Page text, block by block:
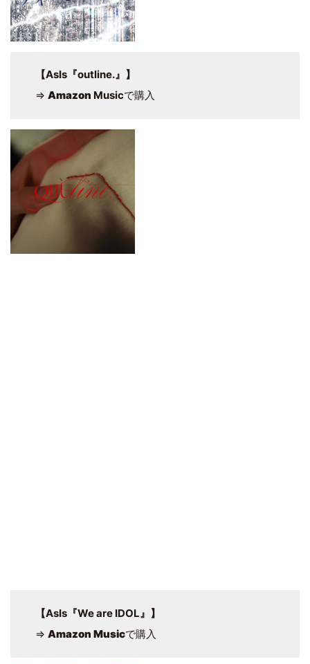
【AsIs『outline.』】
⇒ Amazon Musicで購入
【AsIs『We are IDOL』】
⇒ Amazon Musicで購入